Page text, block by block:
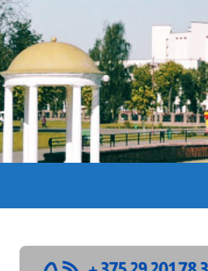
в Беларуси из-за жары
аппараты.
ожидаются дожди и грозы
Мастерица из Молодечно о 50-